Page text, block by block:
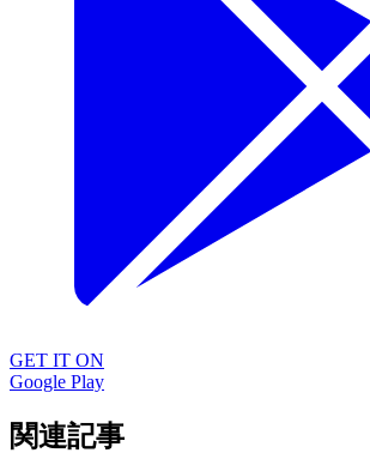
GET IT ON
Google Play
関連記事